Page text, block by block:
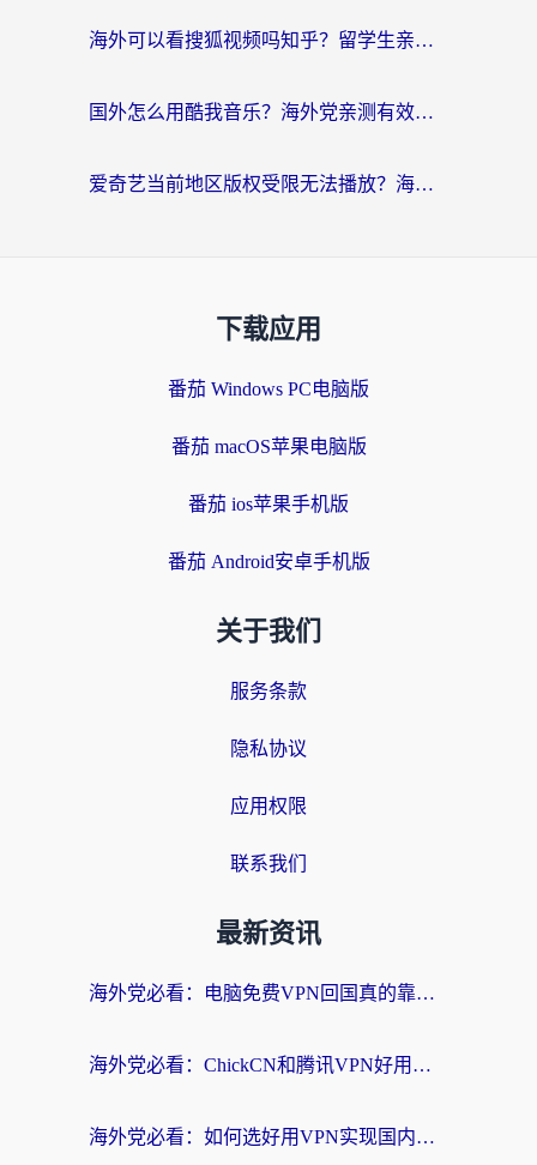
海外可以看搜狐视频吗知乎？留学生亲测有效的回国加速器选择指南
国外怎么用酷我音乐？海外党亲测有效的回国加速方案，附千千音乐中文歌收听指南
爱奇艺当前地区版权受限无法播放？海外党追剧看电影的终极解决方案来了
下载应用
番茄 Windows PC电脑版
番茄 macOS苹果电脑版
番茄 ios苹果手机版
番茄 Android安卓手机版
关于我们
服务条款
隐私协议
应用权限
联系我们
最新资讯
海外党必看：电脑免费VPN回国真的靠谱吗？附实测对比与最优方案指南
海外党必看：ChickCN和腾讯VPN好用吗？3招选对回国加速器，告别地区限制
海外党必看：如何选好用VPN实现国内资源无缝访问？从越南到全球都适用